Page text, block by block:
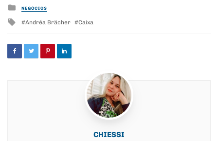
Posted
in
NEGÓCIOS
Tagged
Andréa Brächer Caixa
CHIESSI